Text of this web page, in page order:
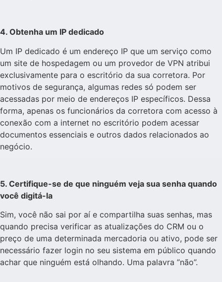
4. Obtenha um IP dedicado
Um IP dedicado é um endereço IP que um serviço como
um site de hospedagem ou um provedor de VPN atribui
exclusivamente para o escritório da sua corretora. Por
motivos de segurança, algumas redes só podem ser
acessadas por meio de endereços IP específicos. Dessa
forma, apenas os funcionários da corretora com acesso à
conexão com a internet no escritório podem acessar
documentos essenciais e outros dados relacionados ao
negócio.
5. Certifique-se de que ninguém veja sua senha quando
você digitá-la
Sim, você não sai por aí e compartilha suas senhas, mas
quando precisa verificar as atualizações do CRM ou o
preço de uma determinada mercadoria ou ativo, pode ser
necessário fazer login no seu sistema em público quando
achar que ninguém está olhando. Uma palavra ”não”.